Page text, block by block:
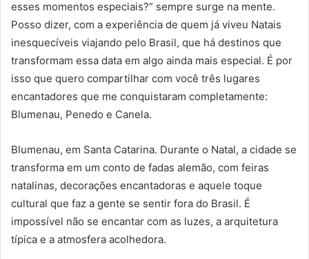
esses momentos especiais?” sempre surge na mente.
Posso dizer, com a experiência de quem já viveu Natais
inesquecíveis viajando pelo Brasil, que há destinos que
transformam essa data em algo ainda mais especial. É por
isso que quero compartilhar com você três lugares
encantadores que me conquistaram completamente:
Blumenau, Penedo e Canela.
Blumenau, em Santa Catarina. Durante o Natal, a cidade se
transforma em um conto de fadas alemão, com feiras
natalinas, decorações encantadoras e aquele toque
cultural que faz a gente se sentir fora do Brasil. É
impossível não se encantar com as luzes, a arquitetura
típica e a atmosfera acolhedora.